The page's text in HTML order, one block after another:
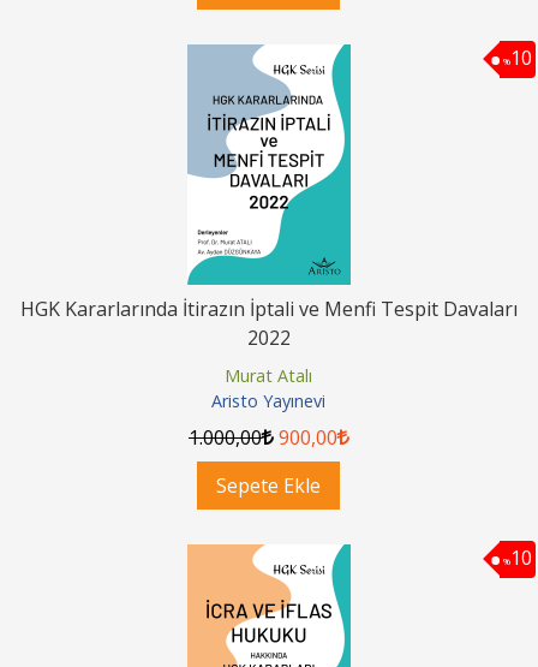
%10
HGK Kararlarında İtirazın İptali ve Menfi Tespit Davaları
2022
Murat Atalı
Aristo Yayınevi
1.000,00 900,00
Sepete Ekle
%10